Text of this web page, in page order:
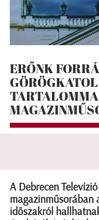
ERŐNK
A Debrecen
magazinműsorában
időszakról